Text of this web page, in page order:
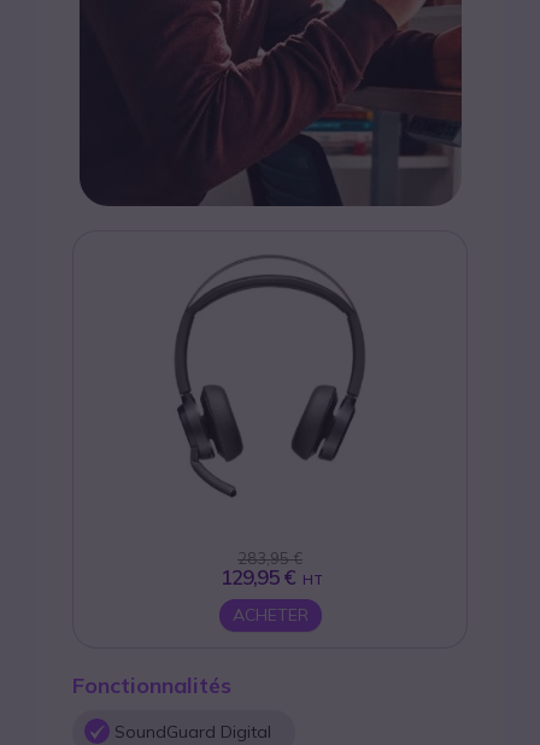
Fonctionnalités
SoundGuard Digital
283,95 €
129,95 € HT
ACHETER